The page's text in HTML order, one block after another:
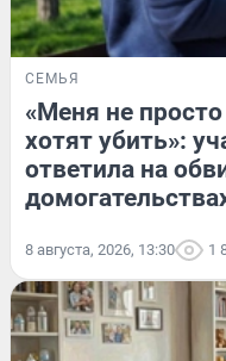
СЕМЬЯ
«Меня не
хотят убить»:
ответила на
8 августа, 2026, 13:30 1